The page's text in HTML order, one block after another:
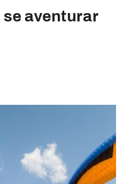
se aventurar